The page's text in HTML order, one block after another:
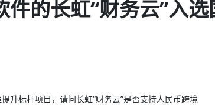
的长虹“财务云”入
升标杆项目，请问长虹“财务云”是否支持人民币跨境